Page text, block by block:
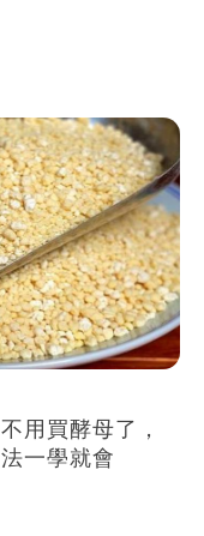
用買酵母了，
一學就會